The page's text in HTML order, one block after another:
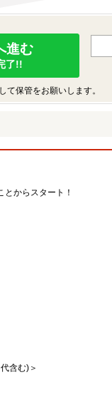
進む
了!!
保管をお願いします。
からスタート！
含む)＞